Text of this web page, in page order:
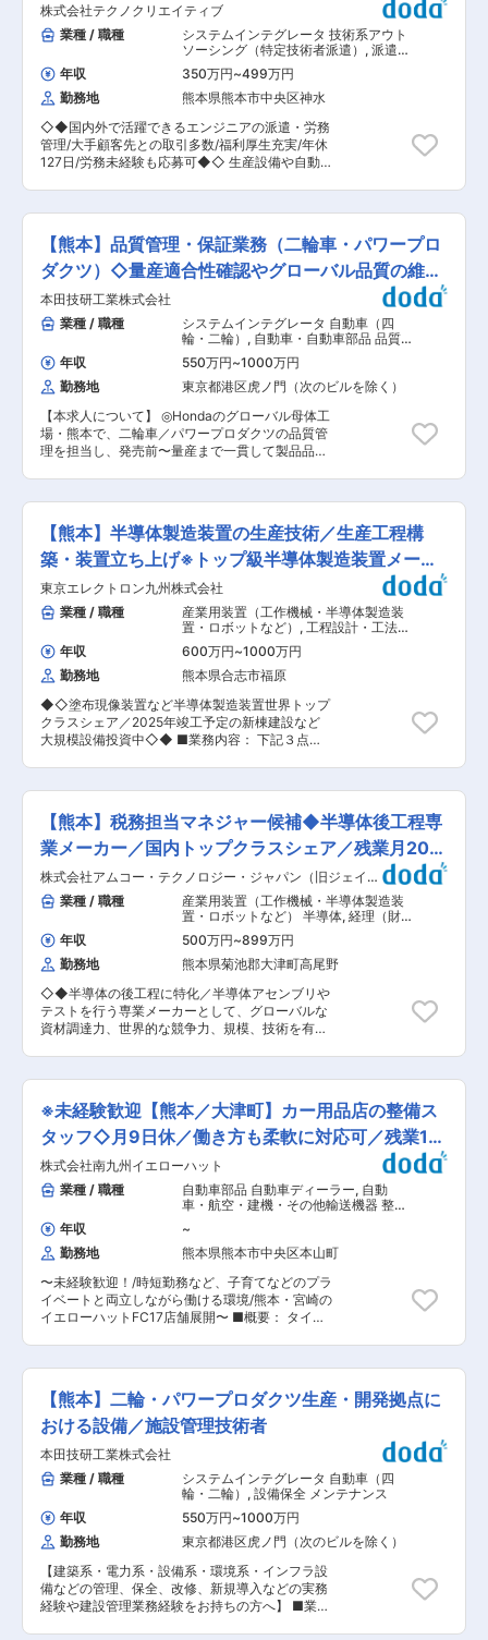
ため、将来、生産管理システム全般にわたる業務
への拡大が期待できるポジションです。 変更の範
囲：専門性や適性、会社ニーズなどを踏まえ、会
社が定める業務への配置転換を命じる場合があり
ます。
回路設計及び機体配線業務をお任せします。制御
盤設計、回路設計、配線設計、機器選定などのハ
ード設計業務をお願いいたします。 【製品につい
て】 主要製品であるウエットエッチング及び洗浄
装置の製作・販売を軸に、他の事業部と連携を図
り、あらゆる太陽電池製造プロセスに対応できる
装置を提供しています。国内トップの製品もござ
います。 ■出向先 社名：ワイエイシイメカトロ
ニクス株式会社 住所：〒869-1233 熊本県菊池郡
大津町大津84 事業：ハードディスク関連製造装
置及び遠赤外線加熱機器の製造・販売 ■組織構成
年休123日 ・土日祝休み ・残業月20h程 ・転勤な
し 働きやすい環境ですので、プライベートとの
両立が可能です。 ■同社の特徴・魅力 【世界シ
ェアトップクラスの製品多数／要素技術・開発技
術の総合メーカー】 当社は要素技術・開発技術の
総合メーカーで、世界大手スマートフォンの液晶
に使用されるなど、高い技術力が最大の武器で
す。液晶ディスプレイの製造装置、パソコン内
HDDのドライ研磨装置、クリーニング店向けワイ
シャツ仕上げ機など世界トップクラスのシェアを
誇る製品を多数製造しております。 ◇積極的な
M&Aを展開し、事業規模の拡大を図っています。
イオンビームミリング装置の更なる進化と、自社
ザーエッチング技術とのシナジー効果を図り、更
なる事業拡大を目指しています。
株式会社テクノクリエイティブ
業種 / 職種
システムインテグレータ 技術系アウト
ソーシング（特定技術者派遣） , 派遣コ
ーディネーター 人事（労務・人事制
度）
年収 350万円~499万円
勤務地
熊本県熊本市中央区神水
◇◆国内外で活躍できるエンジニアの派遣・労務
管理/大手顧客先との取引多数/福利厚生充実/年休
127日/労務未経験も応募可◆◇ 生産設備や自動
対応や労務業務をお任せ致します。 求職者や担当
エンジニアの想いや将来ビジョンを汲み取り、今
後の組織拡大やスキルアップに向けた最適な方法
を模索・提案する人材コーディネーターとして、
安心して働ける環境づくりにも携わっていただき
ます。 ■業務内容： （1）営業担当と連携した既
存顧客への対応 既存顧客へ定期訪問やオンライン
お打ち合わせを通じて、人材面での課題や不足し
ているスキル領域などをヒアリングします。 契約
金額についても現場目線での単価調整や条件のす
り合わせを行います。 （2）入社手続きおよび配
属調整 採用が進んだ求職者に対しては、勤務地や
配属予定先の詳細説明や働く魅力を伝えます。 さ
らに、スキルシートの作成や雇用契約の手続き、
各種入社書類の対応など、労務関連の実務も行い
ます。 （3）社員の日々の勤怠管理やフォロー 配
実施します。 また、日常的な相談対応や職場での
課題解決にも関与し、長期就業を支援します。
（4）労務管理全般 担当スタッフの勤怠管理、残
業時間の把握、有給休暇の取得状況管理、トラブ
ル発生時の初期対応などを行います。 安全衛生面
のフォローや職場環境改善への提案など、働きや
すい環境づくりを推進します。 ■組織構成 エン
ジニアリング部は、営業3名、労務管理担当（本
ポジション）9名、製造課7名で構成されていま
す。 ■当社の特徴 当社は大手メーカーとの直接
取引を行っており、多様な案件を安定的に受注し
ています。そのため、エンジニアに対して幅広い
選択肢を提示できるのが強みです。 また、営業
（現場運営）と役割が明確に分かれているため、
それぞれが専門性を発揮しやすい体制となってい
【熊本】品質管理・保証業務（二輪車・パワープロ
ダクツ）◇量産適合性確認やグローバル品質の維持
など
本田技研工業株式会社
業種 / 職種
システムインテグレータ 自動車（四
輪・二輪） , 自動車・自動車部品 品質
管理（機械）
年収 550万円~1000万円
勤務地
東京都港区虎ノ門（次のビルを除く）
【本求人について】 ◎Hondaのグローバル母体工
場・熊本で、二輪車／パワープロダクツの品質管
理を担当し、発売前〜量産まで一貫して製品品質
能、海外拠点での支援や駐在チャンスあり。 ◎ガ
ソリン／電動を横断する多彩な製品に携わり、市
場対応や原因解析まで幅広く経験できるため技術
的専門性が高まる。 【業務内容】 （1） 発売前製
品（新機種）の仕様や製品品質などの量産適合性
確認を実施する ∟実際の完成車両や部品を用いた
製品解析、不具合調査、設計・品質関連データの
確認等 （2）発売後の生産(量産)製品における品
質不具合改善の解析や仕様変更に対する適合性確
認、判断を実施する （3）海外拠点の生産車
（機）に関し、要請に基づき業務支援を実行し、
グローバル共通の品質を維持する （4）市場措置
にまつわる原因解析から対策、及びお客様への対
応等の関連業務 【研修・キャリアパス】 OJT研
修を通して業務を習得いただきます。中期的には
専門領域のキーパーソンとして組織を支える役割
も可能です。 【やりがい・魅力】 ・二輪車およ
びパワープロダクツ製品の完成車・完成機一台分
の業務を担当することができるので、開発からリ
リース、量産まで一連の流れを理解できます ・ガ
ソリンエンジン、電動事業を横断している部署で
もあり、扱う製品のレパートリーが多岐にわた
り、多くの種類の製品に携わっていただくため、
幅広い知見を持つことができます ・海外生産拠点
の新機種立ち上げのタイミングでの技術支援や品
質担保のための支援活動にてグローバルに活躍で
きる機会があります 【休日や福利厚生】 ・年間
休日は121日となり平均残業時間は20〜30ｈ程度
を予定しております。 ・平均有休取得日数17.9日
ログラムなど ・居住支援: 社宅、独身寮、住宅補
助 ・健康支援: 安価な社内食堂、24時間売店、ジ
jobs.com/environment/welfare/ 変更の範囲：専
門性や適性、会社ニーズなどを踏まえ、会社が定
める業務への配置転換を命じる場合があります。
【熊本】半導体製造装置の生産技術／生産工程構
築・装置立ち上げ※トップ級半導体製造装置メーカ
ー
東京エレクトロン九州株式会社
業種 / 職種
産業用装置（工作機械・半導体製造装
置・ロボットなど） , 工程設計・工法開
発・工程改善・IE（組立・アッセンブ
リ） 設備立ち上げ・設計（機械設計）
年収 600万円~1000万円
勤務地
熊本県合志市福原
◆◇塗布現像装置など半導体製造装置世界トップ
クラスシェア／2025年竣工予定の新棟建設など
大規模設備投資中◇◆ ■業務内容： 下記３点の
す。お客さまの大半が海外のため、配属グループ
によっては、短中長期での海外出張・駐在の可能
性があります。 ■業務詳細： ＜顧客先装置立ち
上げ業務＞ 半導体製造装置は、お客さま先にユニ
ットごとに分解された状態で納入されます。それ
らをフック、ハード、プロセスの工程を経て装置
の立ち上げをお任せします。 ・フック…お客さま
先での装置の据え付け。ユニットごとに分解され
た装置をドッキングし、据え付けるまでの工程 ・
ハード…据え付けた装置の動作確認 ・プロセス…
装置のスペック確認。立ち上げた装置を実際に使
用し、お客さまの求める条件を満たせるか確認す
る ＜生産技術業務＞ 開発試作から量産化に向け
た生産工程の構築を担当します。具体的には、安
全性や省力化の観点含めて、新規装置の手順書の
作成、各種設備や治具工具検討、工数の管理など
ドバックなども実施します。 ・半導体製造装置に
おける生産工程の構築 半導体製造装置はライン生
産ができないもので、基本的には手作業で組み立
てが行われます。したがって、生産ラインの設計
をするわけではなく、装置を組み立てるための手
順書を作成したり、組み立てにあたって必要とな
る治具工具などの設計、組み立てにかかる工数や
費用の算出・管理、より効率的な量産方法の検討
などが業務内容です。 ＜装置組み立て業務＞ 開
発の設計した図面通りに装置を組み立てていく業
務です。なお、装置組み立ての多くは、協力企業
に外注しているため、協力企業への技術支援がメ
インです。 ■当社について： 東京エレクトロン
計、製造、据付までおこなうメーカーです。開発
する装置は世界で高いシェアと競争力をもち、次
ています。 九州でもトップクラスの高付加価値
（利益）を誇ります。熊本から世界を見据え、研
究開発とものづくりに常にチャレンジし続ける企
業です。 変更の範囲：会社の定める業務
【熊本】税務担当マネジャー候補◆半導体後工程専
業メーカー／国内トップクラスシェア／残業月20h
以内
株式会社アムコー・テクノロジー・ジャパン（旧ジェイデ
バイス）
業種 / 職種
産業用装置（工作機械・半導体製造装
置・ロボットなど） 半導体, 経理（財
務会計） 財務
年収 500万円~899万円
勤務地
熊本県菊池郡大津町高尾野
◇◆半導体の後工程に特化／半導体アセンブリや
テストを行う専業メーカーとして、グローバルな
資材調達力、世界的な競争力、規模、技術を有す
効果計算業務 ・税務申告業務（法人税、消費税、
地方税等） ・月次決算 ・各部署からの税務相談
対応・税務処理検討 ・会計監査及び税務調査対応
・その他庶務業務等 ■予定ポスト： 主任・主務
■組織構成： ◇財務統括 ・在籍人員：25名 （う
ち派遣1名） ・内訳（拠点ごとの人数）： 東京
（8名）、熊本（10名）、臼杵（3名）、福井（2
名）、函館（2名） ◇うち財務・税務部 ・在籍人
員：9名 ・内訳：【財務】熊本（5名）、臼杵（2
名、うち派遣1名）【税務】東京（2名） 管理職：
1名 その他：男性 2名、女性 6名 平均年齢：43才
けられており、簿記検定1級・2級、税理士、公認
会計士などの資格取得への支援体制が確立されて
おります。支援内容として、同社規程に基づき取
得奨励金を支給しています。支給額は資格によ
のあらゆるモノの中で、人々の生活を密かに支え
ている「半導体」。当社はその半導体製造の中で
も「後工程」と呼ばれる、最終製品に最も近い領
域の専業メーカーです。世界トップレベルの最先
端技術と生産規模・ノウハウを有し、各国の大手
メーカーとパートナーシップを築きながら、高品
質な半導体を通じて世界中の人々の暮らしを豊か
にしています 【車載製品世界トップクラスシェ
ア】当社が手がけているデバイスは、スマホ、
PC、自動車、家電、ネットワーク関連など多様
な最終製品に搭載されています。中でも自動車領
域には強みがあり、業界内で車載製品は世界トッ
プクラスシェアを誇ります。 変更の範囲：会社の
※未経験歓迎【熊本／大津町】カー用品店の整備ス
タッフ◇月9日休／働き方も柔軟に対応可／残業1日
1H程
株式会社南九州イエローハット
業種 / 職種
自動車部品 自動車ディーラー, 自動
車・航空・建機・その他輸送機器 整備
年収
~
勤務地
熊本県熊本市中央区本山町
〜未経験歓迎！/時短勤務など、子育てなどのプラ
イベートと両立しながら働ける環境/熊本・宮崎の
イエローハットFC17店舗展開〜 ■概要： タイ
種に携わることができますし最近ですとEV車等も
対応します。 <詳細> ・車検 ・タイヤ・オイル交
換 ・ボディーコーティング・板金塗装 ・見積も
り対応・お客様へのご説明 会社のことや、工具の
使い方など基礎の基礎から学んでいきましょう。
車検担当など整備士の役割を決めていますが、助
け合うのが当たり前の職場なので、困ったときは
先輩整備士がしっかりサポートします！ <特徴>
・整備業務に集中できる： 分業制により、お客様
に向き合う時間を最大化できるようにしておりま
す。 例えば、店舗内の売り場つくりやPOP設置、
掃除などは別の専任担当が行っております。 ・残
業時間が少ない： 店舗外に出ているタイヤなども
閉店１時間前には戻したり、レジ締めも昼間に行
うことで店舗の締め作業による残業が発生しない
ように取り組んでいます。 ■入社後のキャリア：
【熊本】二輪・パワープロダクツ生産・開発拠点に
おける設備／施設管理技術者
本田技研工業株式会社
業種 / 職種
システムインテグレータ 自動車（四
輪・二輪） , 設備保全 メンテナンス
年収
550万円~1000万円
勤務地
東京都港区虎ノ門（次のビルを除く）
【建築系・電力系・設備系・環境系・インフラ設
備などの管理、保全、改修、新規導入などの実務
経験や建設管理業務経験をお持ちの方へ】 ■業務